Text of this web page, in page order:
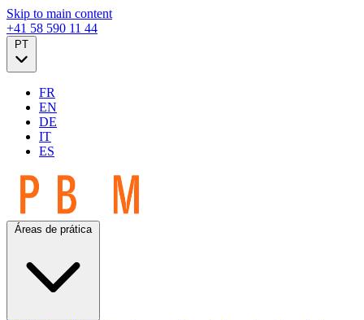
Skip to main content
+41 58 590 11 44
FR
EN
DE
IT
ES
Áreas de prática